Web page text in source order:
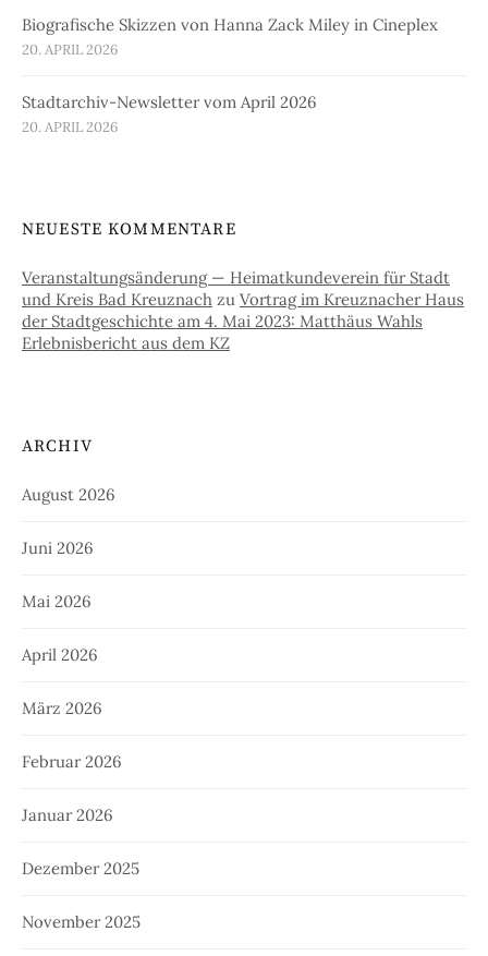
Biografische Skizzen von Hanna Zack Miley in Cineplex
20. APRIL 2026
Stadtarchiv-Newsletter vom April 2026
20. APRIL 2026
NEUESTE KOMMENTARE
Veranstaltungsänderung — Heimatkundeverein für Stadt
und Kreis Bad Kreuznach zu Vortrag im Kreuznacher Haus
der Stadtgeschichte am 4. Mai 2023: Matthäus Wahls
Erlebnisbericht aus dem KZ
ARCHIV
August 2026
Juni 2026
Mai 2026
April 2026
März 2026
Februar 2026
Januar 2026
Dezember 2025
November 2025